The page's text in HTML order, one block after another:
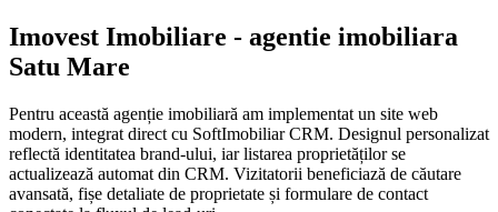
Imovest Imobiliare - agentie imobiliara
Satu Mare
Pentru această agenție imobiliară am implementat un site web
modern, integrat direct cu SoftImobiliar CRM. Designul personalizat
reflectă identitatea brand-ului, iar listarea proprietăților se
actualizează automat din CRM. Vizitatorii beneficiază de căutare
avansată, fișe detaliate de proprietate și formulare de contact